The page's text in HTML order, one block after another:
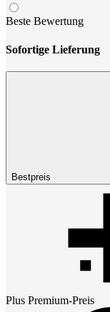
Beste Bewertung
Sofortige Lieferung
Bestpreis
Plus Premium-Preis